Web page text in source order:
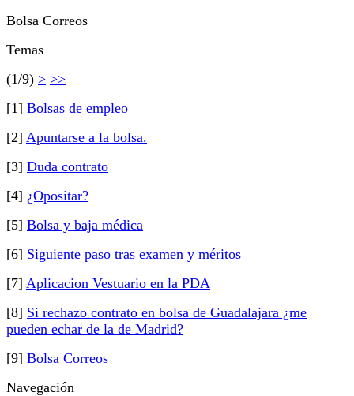
Bolsa Correos
Temas
(1/9) > >>
[1] Bolsas de empleo
[2] Apuntarse a la bolsa.
[3] Duda contrato
[4] ¿Opositar?
[5] Bolsa y baja médica
[6] Siguiente paso tras examen y méritos
[7] Aplicacion Vestuario en la PDA
[8] Si rechazo contrato en bolsa de Guadalajara ¿me
pueden echar de la de Madrid?
[9] Bolsa Correos
Navegación